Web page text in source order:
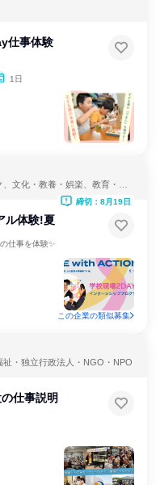
仕事体験
1日
文化・教養・娯楽、教育・学
ル体験!夏
仕事を体験✨
締切：8月19日
この企業の類似募集
・独立行政法人・NGO・NPO
仕事説明